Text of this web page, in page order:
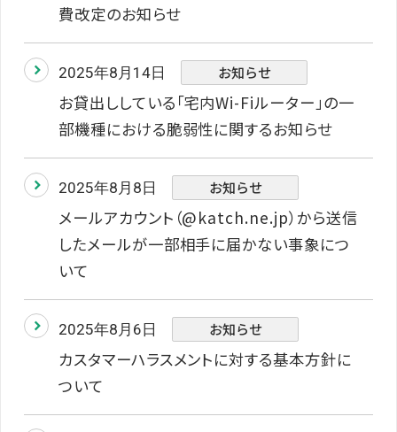
費改定のお知らせ
2025年8月14日 お知らせ
お貸出ししている「宅内Wi-Fiルーター」の一
部機種における脆弱性に関するお知らせ
2025年8月8日 お知らせ
メールアカウント（@katch.ne.jp）から送信
したメールが一部相手に届かない事象につ
いて
2025年8月6日 お知らせ
カスタマーハラスメントに対する基本方針に
ついて